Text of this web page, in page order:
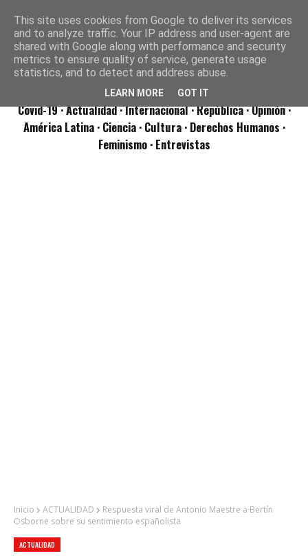
Covid-19· Actualidad· Internacional· República· Opinión·
América Latina · Ciencia · Cultura · Derechos Humanos ·
Feminismo · Entrevistas
Inicio ACTUALIDAD
Respuesta viral de Antonio Maestre a Bertín
Osborne sobre su sentimiento españolista
ACTUALIDAD
This site uses cookies from Google to deliver its services
and to analyze traffic. Your IP address and user-agent are
shared with Google along with performance and security
metrics to ensure quality of service, generate usage
statistics, and to detect and address abuse.
LEARN MORE GOT IT